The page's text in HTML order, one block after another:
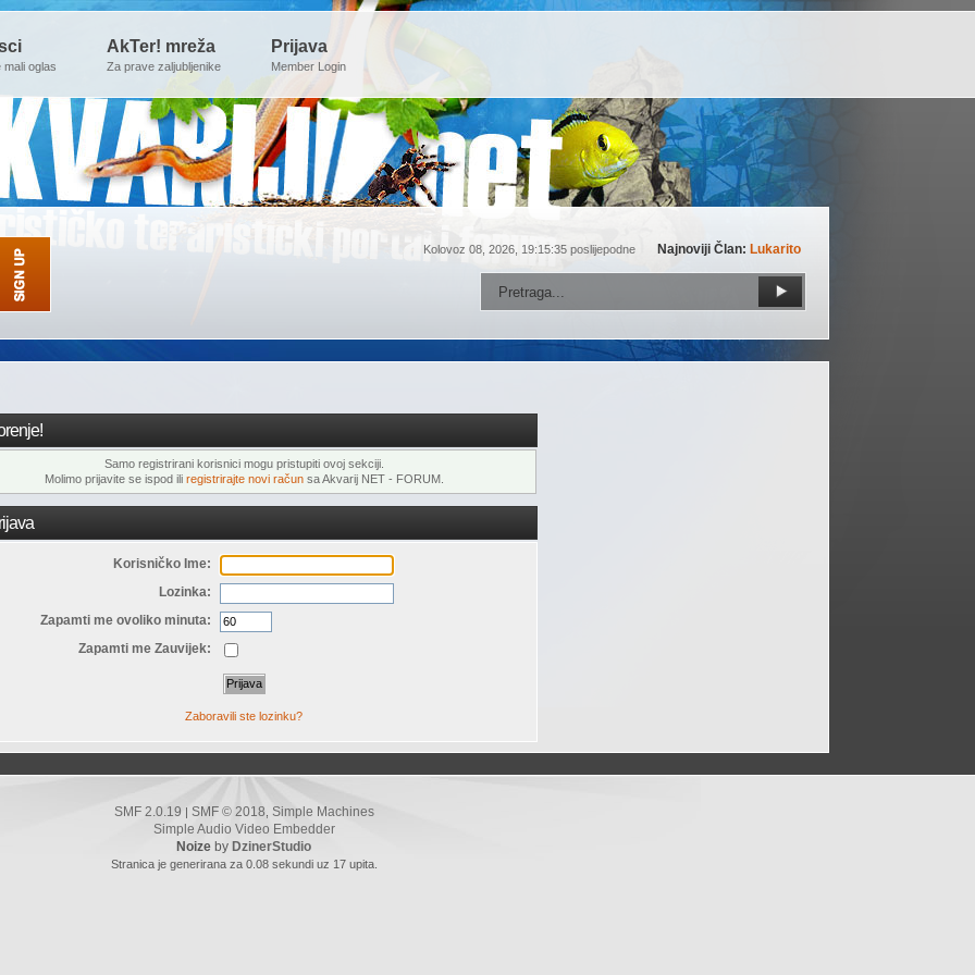
mali oglas
AkTer! mreža
Za prave zaljubljenike
Prijava
Member Login
Kolovoz 08, 2026, 19:15:35 poslijepodne Najnoviji Član: Lukarito
Samo registrirani korisnici mogu pristupiti ovoj sekciji.
Molimo prijavite se ispod ili registrirajte novi računsa Akvarij NET - FORUM.
Korisničko Ime:
Lozinka:
Zapamti me ovoliko minuta:
Zapamti me Zauvijek:
Zaboravili ste lozinku?
SMF 2.0.19 SMF © 2018 Simple Machines
Simple Audio Video Embedder
Noize by DzinerStudio
Stranica je generirana za 0.08 sekundi uz 17 upita.